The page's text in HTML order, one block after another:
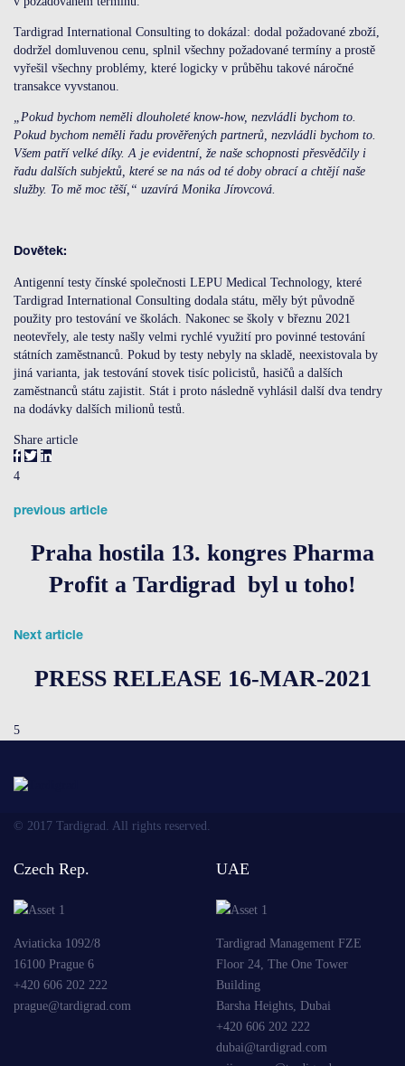
Tardigrad International Consulting to dokázal: dodal požadované zboží,
dodržel domluvenou cenu, splnil všechny požadované termíny a prostě
vyřešil všechny problémy, které logicky v průběhu takové náročné
transakce vyvstanou.
„Pokud bychom neměli dlouholeté know-how, nezvládli bychom to.
Pokud bychom neměli řadu prověřených partnerů, nezvládli bychom to.
Všem patří velké díky. A je evidentní, že naše schopnosti přesvědčily i
řadu dalších subjektů, které se na nás od té doby obrací a chtějí naše
služby. To mě moc těší,“ uzavírá Monika Jírovcová.
Dovětek:
Antigenní testy čínské společnosti LEPU Medical Technology, které
Tardigrad International Consulting dodala státu, měly být původně
použity pro testování ve školách. Nakonec se školy v březnu 2021
neotevřely, ale testy našly velmi rychlé využití pro povinné testování
státních zaměstnanců. Pokud by testy nebyly na skladě, neexistovala by
jiná varianta, jak testování stovek tisíc policistů, hasičů a dalších
zaměstnanců státu zajistit. Stát i proto následně vyhlásil další dva tendry
na dodávky dalších milionů testů.
Share article
4
previous article
Praha hostila 13. kongres Pharma
Profit a Tardigrad byl u toho!
Next article
PRESS RELEASE 16-MAR-2021
5
© 2017 Tardigrad. All rights reserved.
Czech Rep.
Aviaticka 1092/8
16100 Prague 6
+420 606 202 222
prague@tardigrad.com
UAE
Tardigrad Management FZE
Floor 24, The One Tower
Building
Barsha Heights, Dubai
+420 606 202 222
dubai@tardigrad.com